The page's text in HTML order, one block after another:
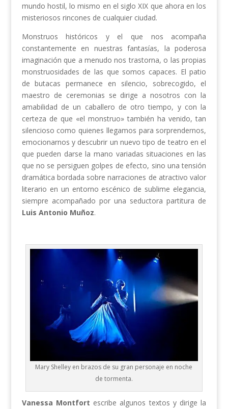
mundo hostil, lo mismo en el siglo XIX que ahora en los
misteriosos rincones de cualquier ciudad.
Monstruos históricos y el que nos acompaña
constantemente en nuestras fantasías, la poderosa
imaginación que a menudo nos trastorna, o las propias
monstruosidades de las que somos capaces. El patio
de butacas permanece en silencio, sobrecogido, el
maestro de ceremonias se dirige a nosotros con la
amabilidad de un caballero de otro tiempo, y con la
certeza de que «el monstruo» también ha venido, tan
silencioso como quienes llegamos para sorprendernos,
emocionarnos y descubrir un nuevo tipo de teatro en el
que pueden darse la mano variadas situaciones en las
que no se persiguen golpes de efecto, sino una tensión
dramática bordada sobre narraciones de atractivo valor
literario en un entorno escénico de sublime elegancia,
siempre acompañado por una seductora partitura de
Luis Antonio Muñoz.
Mary Shelley en brazos de su gran personaje en noche
de tormenta.
Vanessa Montfort escribe algunos textos y dirige la